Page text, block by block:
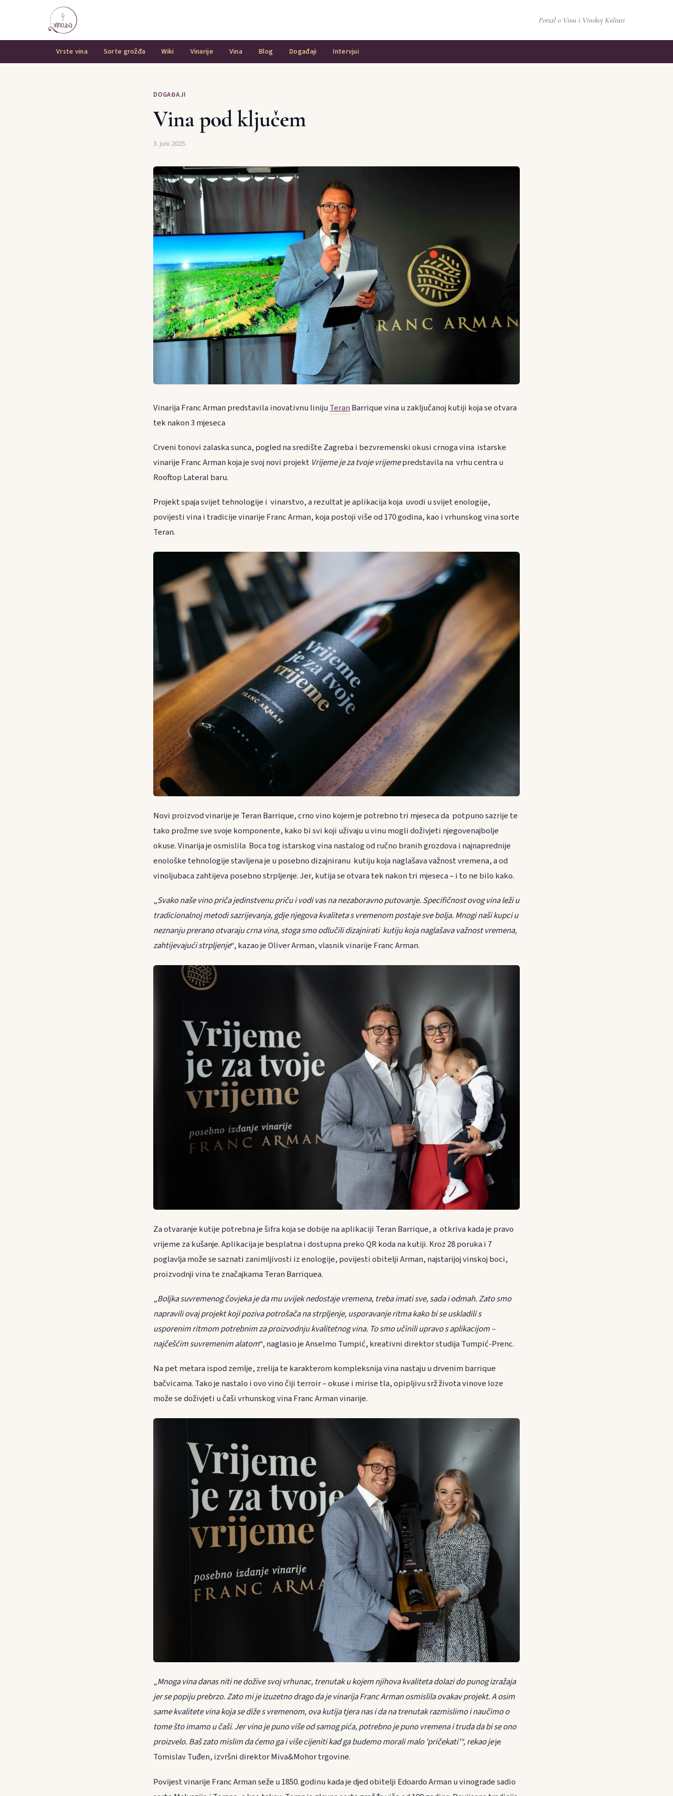
Portal o Vinu i Vinskoj Kulturi
Vrste vina Sorte grožđa Wiki Vinarije Vina Blog Događaji Intervjui
DOGAĐAJI
Vina pod ključem
3. juni 2025.
Vinarija Franc Arman predstavila inovativnu linijuTeranBarrique vina u zaključanoj kutiji koja se otvara
tek nakon 3 mjeseca
Crveni tonovi zalaska sunca, pogled na središte Zagreba i bezvremenski okusi crnoga vina istarske
vinarije Franc Arman koja je svoj novi projekt Vrijeme je za tvoje vrijemepredstavila na vrhu centra u
Rooftop Lateral baru.
Projekt spaja svijet tehnologije i vinarstvo, a rezultat je aplikacija koja uvodi u svijet enologije,
povijesti vina i tradicije vinarije Franc Arman, koja postoji više od 170 godina, kao i vrhunskog vina sorte
Teran.
Novi proizvod vinarije je Teran Barrique, crno vino kojem je potrebno tri mjeseca da potpuno sazrije te
tako prožme sve svoje komponente, kako bi svi koji uživaju u vinu mogli doživjeti njegovenajbolje
okuse. Vinarija je osmislila Boca tog istarskog vina nastalog od ručno branih grozdova i najnaprednije
enološke tehnologije stavljena je u posebno dizajniranu kutiju koja naglašava važnost vremena, a od
vinoljubaca zahtijeva posebno strpljenje. Jer, kutija se otvara tek nakon tri mjeseca – i to ne bilo kako.
„Svako naše vino priča jedinstvenu priču i vodi vas na nezaboravno putovanje. Specifičnost ovog vina leži u
tradicionalnoj metodi sazrijevanja, gdje njegova kvaliteta s vremenom postaje sve bolja. Mnogi naši kupci u
neznanju prerano otvaraju crna vina, stoga smo odlučili dizajnirati kutiju koja naglašava važnost vremena,
zahtijevajući strpljenje“, kazao je Oliver Arman, vlasnik vinarije Franc Arman.
Za otvaranje kutije potrebna je šifra koja se dobije na aplikaciji Teran Barrique, a otkriva kada je pravo
vrijeme za kušanje. Aplikacija je besplatna i dostupna preko QR koda na kutiji. Kroz 28 poruka i 7
poglavlja može se saznati zanimljivosti iz enologije, povijesti obitelji Arman, najstarijoj vinskoj boci,
proizvodnji vina te značajkama Teran Barriquea.
„Boljka suvremenog čovjeka je da mu uvijek nedostaje vremena, treba imati sve, sada i odmah. Zato smo
napravili ovaj projekt koji poziva potrošača na strpljenje, usporavanje ritma kako bi se uskladili s
usporenim ritmom potrebnim za proizvodnju kvalitetnog vina. To smo učinili upravo s aplikacijom –
najčešćim suvremenim alatom“, naglasio je Anselmo Tumpić, kreativni direktor studija Tumpić-Prenc.
Na pet metara ispod zemlje, zrelija te karakterom kompleksnija vina nastaju u drvenim barrique
bačvicama. Tako je nastalo i ovo vino čiji terroir – okuse i mirise tla, opipljivu srž života vinove loze
može se doživjeti u čaši vrhunskog vina Franc Arman vinarije.
„Mnoga vina danas niti ne dožive svoj vrhunac, trenutak u kojem njihova kvaliteta dolazi do punog izražaja
jer se popiju prebrzo. Zato mi je izuzetno drago da je vinarija Franc Arman osmislila ovakav projekt. A osim
same kvalitete vina koja se diže s vremenom, ova kutija tjera nas i da na trenutak razmislimo i naučimo o
tome što imamo u čaši. Jer vino je puno više od samog pića, potrebno je puno vremena i truda da bi se ono
proizvelo. Baš zato mislim da ćemo ga i više cijeniti kad ga budemo morali malo 'pričekati'“, rekao jeje
Tomislav Tuđen, izvršni direktor Miva&Mohor trgovine.
Povijest vinarije Franc Arman seže u 1850. godinu kada je djed obitelji Edoardo Arman u vinograde sadio